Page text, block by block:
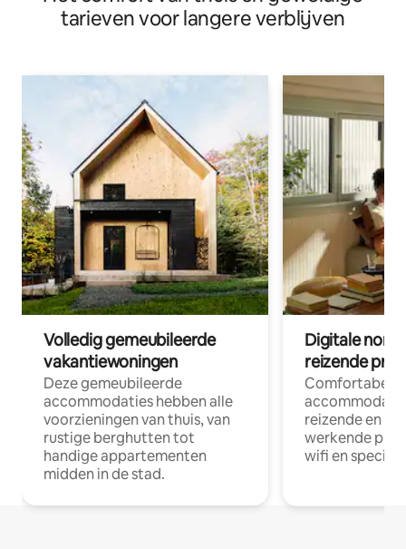
tarieven voor langere verblijven
Volledig gemeubileerde
vakantiewoningen
Deze gemeubileerde
accommodaties hebben alle
voorzieningen van thuis, van
rustige berghutten tot
handige appartementen
midden in de stad.
Digitale
reizende
Comfortabele
reizende en
werkende
wifi en